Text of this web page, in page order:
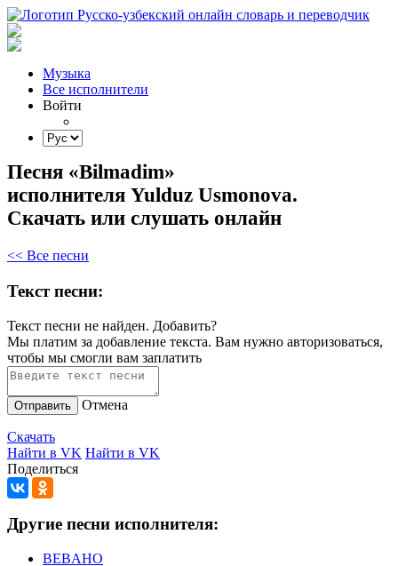
Музыка
Все исполнители
Войти
Песня «Bilmadim»
исполнителя Yulduz Usmonova.
Скачать или слушать онлайн
<< Все песни
Текст песни:
Текст песни не найден. Добавить?
Мы платим за добавление текста. Вам нужно авторизоваться,
чтобы мы смогли вам заплатить
Отправить Отмена
Скачать
Найти в VK Найти в VK
Поделиться
Другие песни исполнителя:
BEBAHO